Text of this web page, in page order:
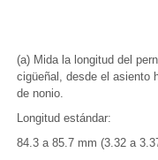
(a) Mida la longitud del
cigüeñal, desde el asiento
de nonio.
Longitud estándar:
84.3 a 85.7 mm (3.32 a